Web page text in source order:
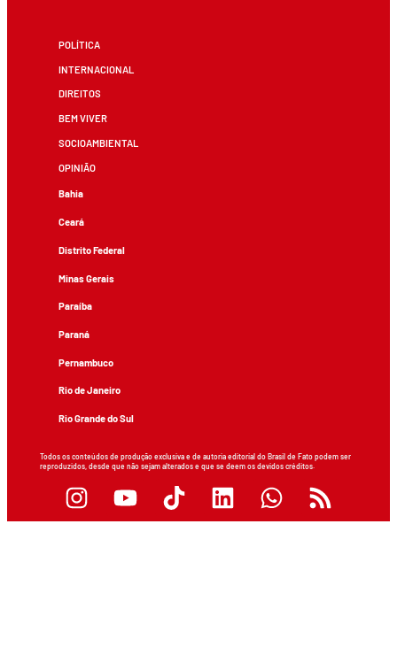
POLÍTICA
INTERNACIONAL
DIREITOS
BEM VIVER
SOCIOAMBIENTAL
OPINIÃO
Bahia
Ceará
Distrito Federal
Minas Gerais
Paraíba
Paraná
Pernambuco
Rio de Janeiro
Rio Grande do Sul
Todos os conteúdos de produção exclusiva e de autoria editorial do Brasil de Fato podem ser
reproduzidos, desde que não sejam alterados e que se deem os devidos créditos.